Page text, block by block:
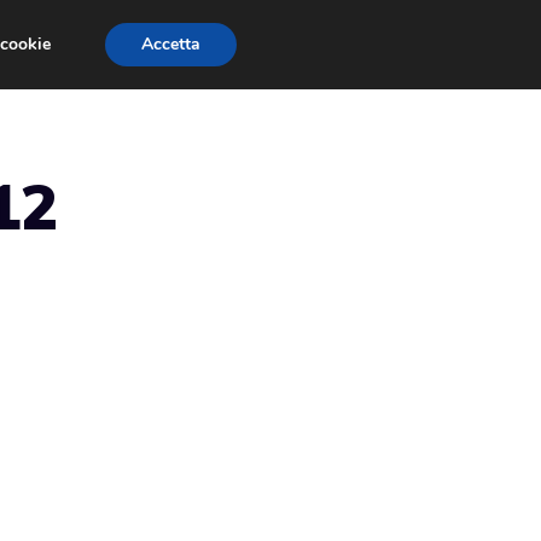
EVENTI E FIERE
Accetta